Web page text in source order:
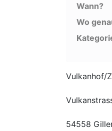
Wann?
Wo
Vulkanhof/
54558